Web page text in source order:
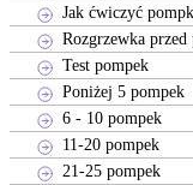
Jak ćwiczyć
Rozgrzewka przed
Test pompek
Poniżej 5 pompek
6 - 10 pompek
11-20 pompek
21-25 pompek